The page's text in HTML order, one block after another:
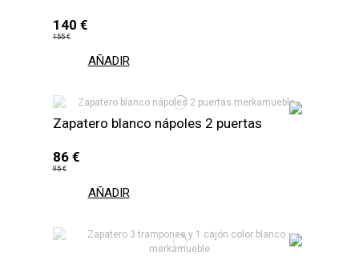
140 €
155 €
AÑADIR
Zapatero blanco nápoles 2 puertas
86 €
95 €
AÑADIR